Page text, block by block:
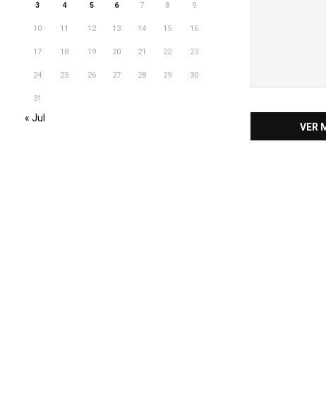
VER
3 4 5 6 7 8 9
10 11 12 13 14 15 16
17 18 19 20 21 22 23
24 25 26 27 28 29 30
31
« Jul